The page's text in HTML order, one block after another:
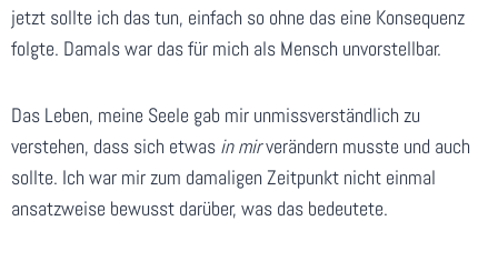
jetzt sollte ich das tun, einfach so ohne das eine Konsequenz
folgte. Damals war das für mich als Mensch unvorstellbar.
Das Leben, meine Seele gab mir unmissverständlich zu
verstehen, dass sich etwas in mirverändern musste und auch
sollte. Ich war mir zum damaligen Zeitpunkt nicht einmal
ansatzweise bewusst darüber, was das bedeutete.